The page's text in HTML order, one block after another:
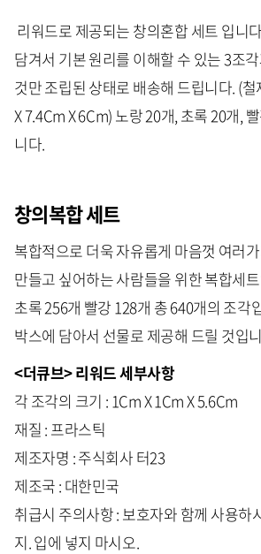
리워드로 제공되는 창의혼합 세트 입니
담겨서 기본 원리를 이해할 수 있는 3조
것만 조립된 상태로 배송해 드립니다. (
X 7.4Cm X 6Cm) 노랑 20개, 초록 20개,
니다.
창의복합 세트
복합적으로 더욱 자유롭게 마음껏 여러
만들고 싶어하는 사람들을 위한 복합세
초록 256개 빨강 128개 총 640개의 조각
박스에 담아서 선물로 제공해 드릴 것입
<더큐브> 리워드 세부사항
각 조각의 크기 : 1Cm X 1Cm X 5.6Cm
재질 : 프라스틱
제조자명 : 주식회사 터23
제조국 : 대한민국
취급시 주의사항 : 보호자와 함께 사용하
지. 입에 넣지 마시오.